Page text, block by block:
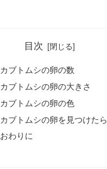
目次
カブトムシの卵の数
カブトムシの卵の大きさ
カブトムシの卵の色
カブトムシの卵を見つけたら
おわりに